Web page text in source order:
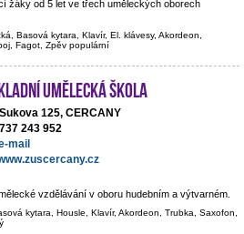
žáky od 5 let ve třech uměleckých oborech
Basová kytara, Klavír, El. klávesy, Akordeon,
Fagot, Zpěv populární
umělecká škola
Sukova 125, CERCANY
737 243 952
mail
vzdělávání v oboru hudebním a výtvarném.
kytara, Housle, Klavír, Akordeon, Trubka, Saxofon,